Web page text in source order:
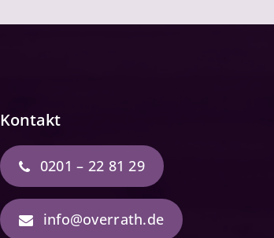
Kontakt
0201 – 22 81 29
info@overrath.de